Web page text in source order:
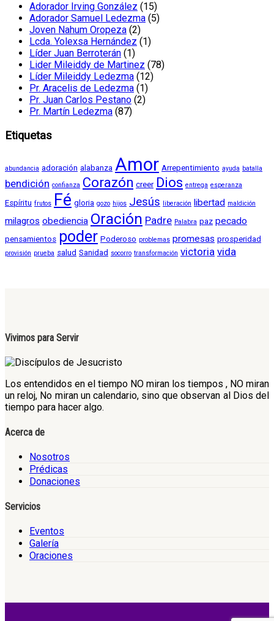
Adorador Irving González (15)
Adorador Samuel Ledezma (5)
Joven Nahum Oropeza (2)
Lcda. Yolexsa Hernández (1)
Líder Juan Berroterán (1)
Lider Mileiddy de Martinez (78)
Líder Mileiddy Ledezma (12)
Pr. Aracelis de Ledezma (1)
Pr. Juan Carlos Pestano (2)
Pr. Martín Ledezma (87)
Etiquetas
abundancia adoración alabanza Amor Arrepentimiento ayuda batalla
bendición confianza Corazón creer Dios entrega esperanza
Espíritu frutos Fé gloria gozo hijos Jesús liberación libertad maldición
milagros obediencia Oración Padre Palabra paz pecado
pensamientos poder Poderoso problemas promesas prosperidad
provisión prueba salud Sanidad socorro transformación victoria vida
Vivimos para Servir
Los entendidos en el tiempo NO miran los tiempos , NO miran
un reloj, No miran un calendario, sino que observan al Dios del
tiempo para hacer algo.
Acerca de
Nosotros
Prédicas
Donaciones
Servicios
Eventos
Galería
Oraciones